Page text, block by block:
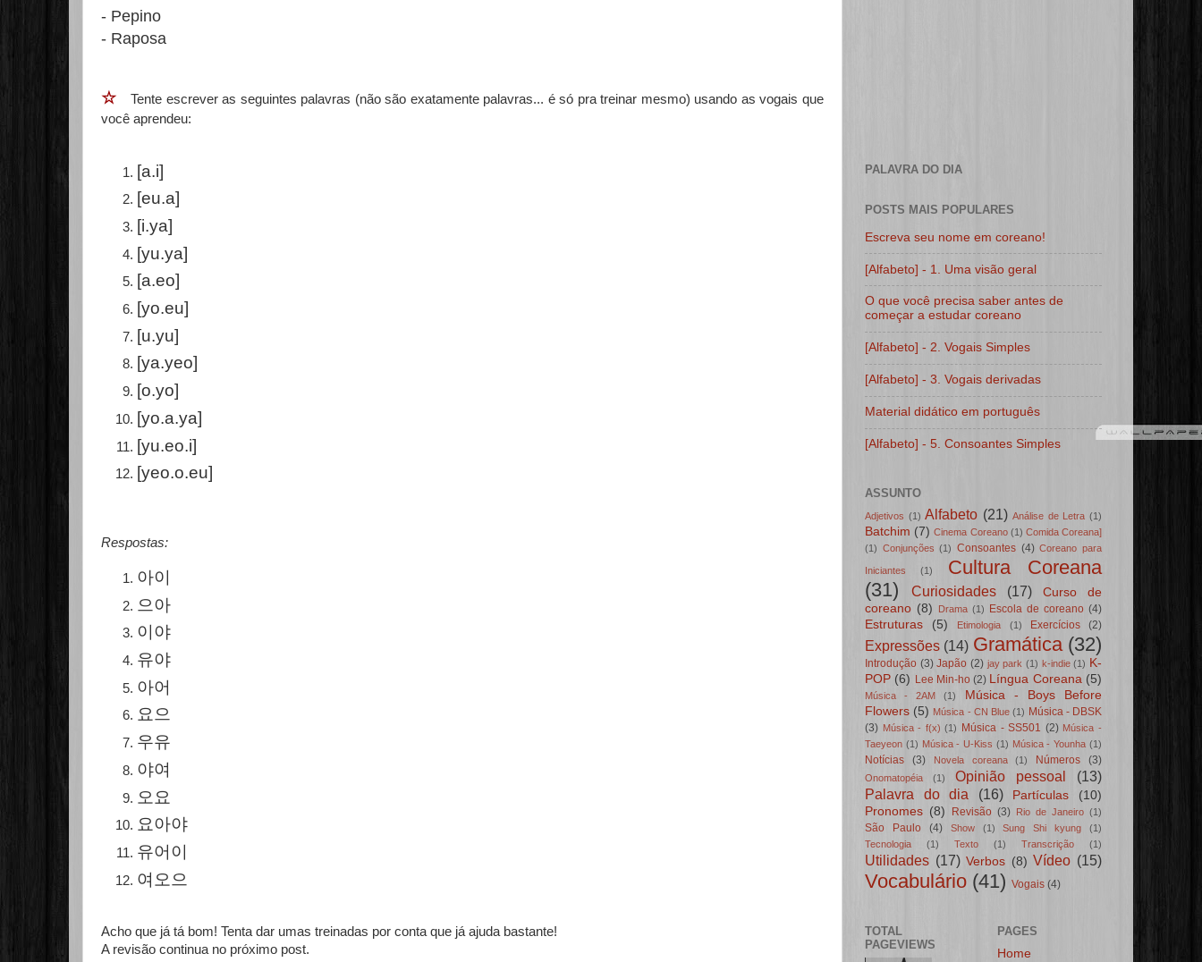
- Pepino
- Raposa
☆ Tente escrever as seguintes palavras (não são exatamente palavras... é só pra treinar mesmo) usando as vogais que
você aprendeu:
[a.i]
[eu.a]
[i.ya]
[yu.ya]
[a.eo]
[yo.eu]
[u.yu]
[ya.yeo]
[o.yo]
[yo.a.ya]
[yu.eo.i]
[yeo.o.eu]
Respostas:
아이
으아
이야
유야
아어
요으
우유
야여
오요
요아야
유어 이
여오으
Acho que já tá bom! Tenta dar umas treinadas por conta que já ajuda bastante!
A revisão continua no próximo post.
PALAVRA DO DIA
POSTS MAIS POPULARES
Escreva seu nome em coreano!
[Alfabeto] - 1. Uma visão geral
O que você precisa saber antes de
começar a estudar coreano
[Alfabeto] - 2. Vogais Simples
[Alfabeto] - 3. Vogais derivadas
Material didático em português
[Alfabeto] - 5. Consoantes Simples
ASSUNTO
Adjetivos (1) Alfabeto (21) Análise de Letra (1)
Batchim (7) Cinema Coreano (1) Comida Coreana]
(1) Conjunções (1) Consoantes (4) Coreano para
Iniciantes (1)
Cultura Coreana
(31)
Curiosidades (17)
Curso de
coreano (8) Drama (1) Escola de coreano (4)
Estruturas (5) Etimologia (1) Exercícios (2)
Expressões (14) Gramática (32)
Introdução (3) Japão (2) jay park (1) k-indie (1) K-
POP (6) Lee Min-ho (2) Língua Coreana (5)
Música - 2AM (1)
Música - Boys Before
Flowers (5) Música - CN Blue (1) Música - DBSK
(3) Música - f(x) (1) Música - SS501 (2) Música -
Taeyeon (1) Música - U-Kiss (1) Música - Younha (1)
Notícias (3) Novela coreana (1) Números (3)
Onomatopéia (1) Opinião pessoal
(13)
Palavra do dia
(16) Partículas
(10)
Pronomes (8) Revisão (3) Rio de Janeiro (1)
São Paulo (4) Show (1) Sung Shi kyung
(1)
Tecnologia
(1) Texto (1) Transcrição (1)
Utilidades (17) Verbos (8) Vídeo (15)
Vocabulário (41) Vogais (4)
TOTAL
PAGEVIEWS
PAGES
Home